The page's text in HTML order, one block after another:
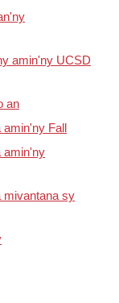
amin'ny UCSD
an
amin'ny Fall
amin'ny
mivantana sy